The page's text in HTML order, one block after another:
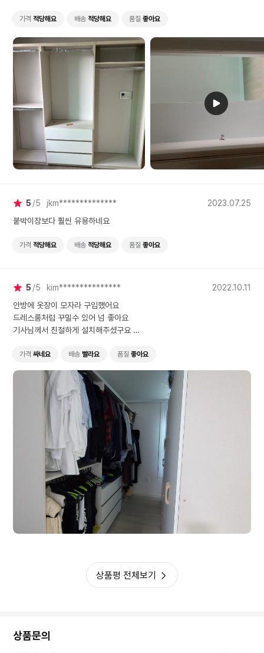
가격 적당해요 배송 적당해요 품질 좋아요
5 5 jkm**************
2023.07.25
붙박이장보다 훨씬 유용하네요
가격 적당해요 배송 적당해요 품질 좋아요
5 5 kim***************
2022.10.11
안방에 옷장이 모자라 구입했어요
드레스룸처럼 꾸밀수 있어 넘 좋아요
기사님께서 친절하게 설치해주셨구요
가격 싸네요 배송 빨라요 품질 좋아요
상품평 전체보기
상품문의